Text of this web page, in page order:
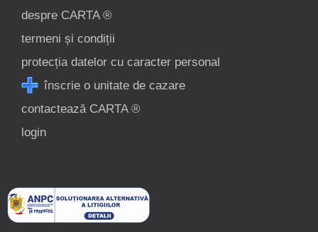
Összes
Turistalátványosságok
Câmpulung Moldovenesc »
despre CARTA ®
termeni și condiții
protecția datelor cu caracter personal
înscrie o unitate de cazare
contactează CARTA ®
login